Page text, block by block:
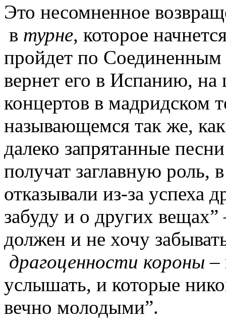
Это несомненное
в турне, которое
пройдет по Соединенным
вернет его в Испанию,
концертов в мадридском
называющемся так же,
далеко запрятанные
получат заглавную роль,
отказывали из-за успеха
забуду и о других
должен и не хочу
драгоценности короны –
услышать, и которые
вечно молодыми”.